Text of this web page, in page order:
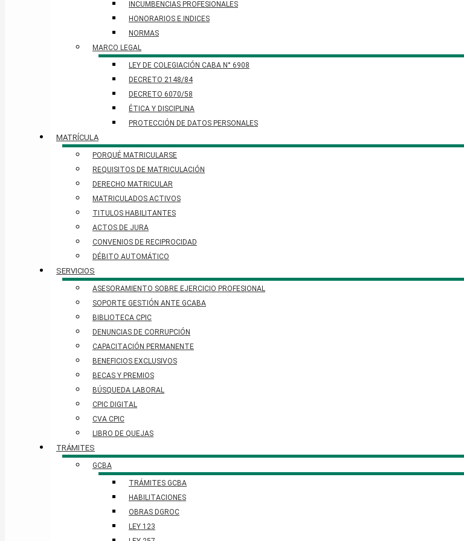
INCUMBENCIAS PROFESIONALES
HONORARIOS E INDICES
NORMAS
MARCO LEGAL
LEY DE COLEGIACIÓN CABA N° 6908
DECRETO 2148/84
DECRETO 6070/58
ÉTICA Y DISCIPLINA
PROTECCIÓN DE DATOS PERSONALES​
MATRÍCULA
PORQUÉ MATRICULARSE
REQUISITOS DE MATRICULACIÓN
DERECHO MATRICULAR
MATRICULADOS ACTIVOS
TITULOS HABILITANTES
ACTOS DE JURA
CONVENIOS DE RECIPROCIDAD
DÉBITO AUTOMÁTICO
SERVICIOS
ASESORAMIENTO SOBRE EJERCICIO PROFESIONAL
SOPORTE GESTIÓN ANTE GCABA
BIBLIOTECA CPIC
DENUNCIAS DE CORRUPCIÓN
CAPACITACIÓN PERMANENTE
BENEFICIOS EXCLUSIVOS
BECAS Y PREMIOS
BÚSQUEDA LABORAL​
CPIC DIGITAL
CVA CPIC
LIBRO DE QUEJAS
TRÁMITES
GCBA
TRÁMITES GCBA
HABILITACIONES
OBRAS DGROC
LEY 123